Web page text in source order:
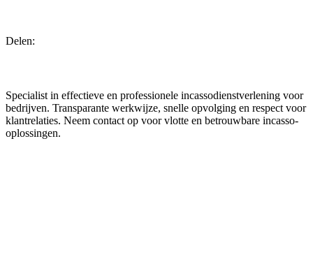
Delen:
Specialist in effectieve en professionele incassodienstverlening voor
bedrijven. Transparante werkwijze, snelle opvolging en respect voor
klantrelaties. Neem contact op voor vlotte en betrouwbare incasso-
oplossingen.